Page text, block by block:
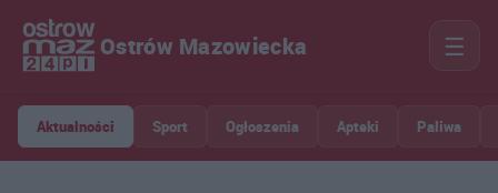
Ostrów Mazowiecka ☰
Aktualności Sport Ogłoszenia Apteki Paliwa